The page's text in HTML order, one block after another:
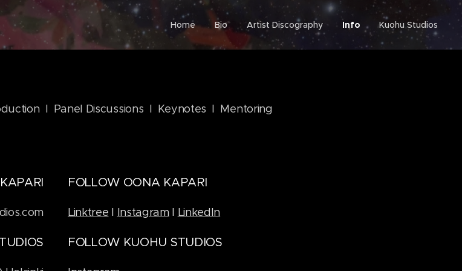
Home Bio Artist Discography Info Kuohu Studios
I Panel Discussions I Keynotes I Mentoring
FOLLOW OONA KAPARI
Linktree I InstagramI LinkedIn
FOLLOW KUOHU STUDIOS